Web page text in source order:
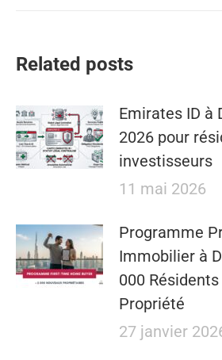
Related posts
Emirates ID à
2026 pour
investisseurs
11 mai 2026
​​Programme
Immobilier à
000
Propriété
27 janvier